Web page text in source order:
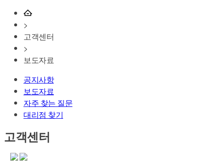
>
고객센터
>
보도자료
공지사항
보도자료
자주 찾는 질문
대리점 찾기
고객센터